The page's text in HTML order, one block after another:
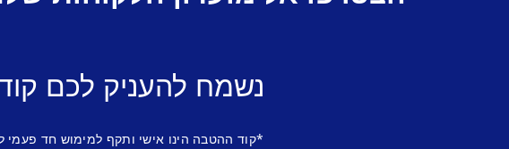
נשמח להעניק לכם
*קוד ההטבה הינו אישי ותקף למימוש חד